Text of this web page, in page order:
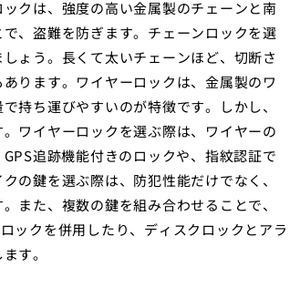
クは、強度の高い金属製のチェーンと南
、盗難を防ぎます。チェーンロックを選
ょう。長くて太いチェーンほど、切断さ
ります。ワイヤーロックは、金属製のワ
持ち運びやすいのが特徴です。しかし、
ワイヤーロックを選ぶ際は、ワイヤーの
追跡機能付きのロックや、指紋認証で
の鍵を選ぶ際は、防犯性能だけでなく、
また、複数の鍵を組み合わせることで、
ックを併用したり、ディスクロックとアラ
す。